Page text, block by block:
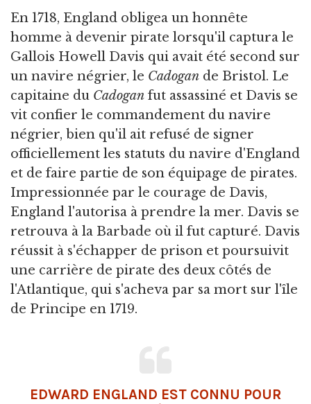
En 1718, England obligea un honnête
homme à devenir pirate lorsqu'il captura le
Gallois Howell Davis qui avait été second sur
un navire négrier, le Cadogan de Bristol. Le
capitaine du Cadogan fut assassiné et Davis se
vit confier le commandement du navire
négrier, bien qu'il ait refusé de signer
officiellement les statuts du navire d'England
et de faire partie de son équipage de pirates.
Impressionnée par le courage de Davis,
England l'autorisa à prendre la mer. Davis se
retrouva à la Barbade où il fut capturé. Davis
réussit à s'échapper de prison et poursuivit
une carrière de pirate des deux côtés de
l'Atlantique, qui s'acheva par sa mort sur l'île
de Principe en 1719.
EDWARD ENGLAND EST CONNU POUR